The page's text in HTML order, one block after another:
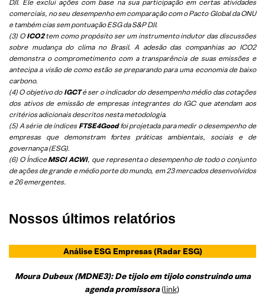
DJI. Ele exclui ações com base na sua participação em certas atividades
comerciais, no seu desempenho em comparação com o Pacto Global da ONU
e também cias sem pontuação ESG da S&P DJI.
(3) O ICO2tem como propósito ser um instrumento indutor das discussões
sobre mudança do clima no Brasil. A adesão das companhias ao ICO2
demonstra o comprometimento com a transparência de suas emissões e
antecipa a visão de como estão se preparando para uma economia de baixo
carbono.
(4) O objetivo do IGCTé ser o indicador do desempenho médio das cotações
dos ativos de emissão de empresas integrantes do IGC que atendam aos
critérios adicionais descritos nesta metodologia.
(5) A série de índices FTSE4Goodfoi projetada para medir o desempenho de
empresas que demonstram fortes práticas ambientais, sociais e de
governança (ESG).
(6) O ÍndiceMSCI ACWI, que representa o desempenho de todo o conjunto
de ações de grande e médio porte do mundo, em 23 mercados desenvolvidos
e 26 emergentes.
Nossos últimos relatórios
Análise ESG Empresas(Radar ESG)
Moura Dubeux (MDNE3): De tijolo em tijolo construindo uma
agenda promissora(link)